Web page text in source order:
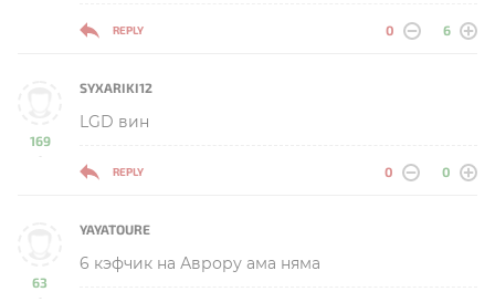
REPLY 0 6
169
-
SYXARIKI12
LGD вин
REPLY 0 0
63
-
YAYATOURE
6 кэфчик на Аврору ама няма